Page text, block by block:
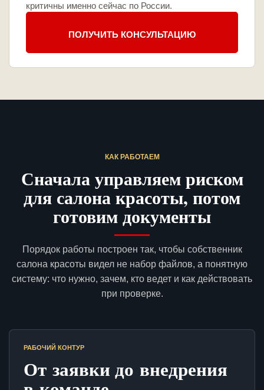
критичны именно сейчас по России.
ПОЛУЧИТЬ КОНСУЛЬТАЦИЮ
КАК РАБОТАЕМ
Сначала управляем риском
для салона красоты, потом
готовим документы
Порядок работы построен так, чтобы собственник
салона красоты видел не набор файлов, а понятную
систему: что нужно, зачем, кто ведет и как действовать
при проверке.
РАБОЧИЙ КОНТУР
От заявки до внедрения